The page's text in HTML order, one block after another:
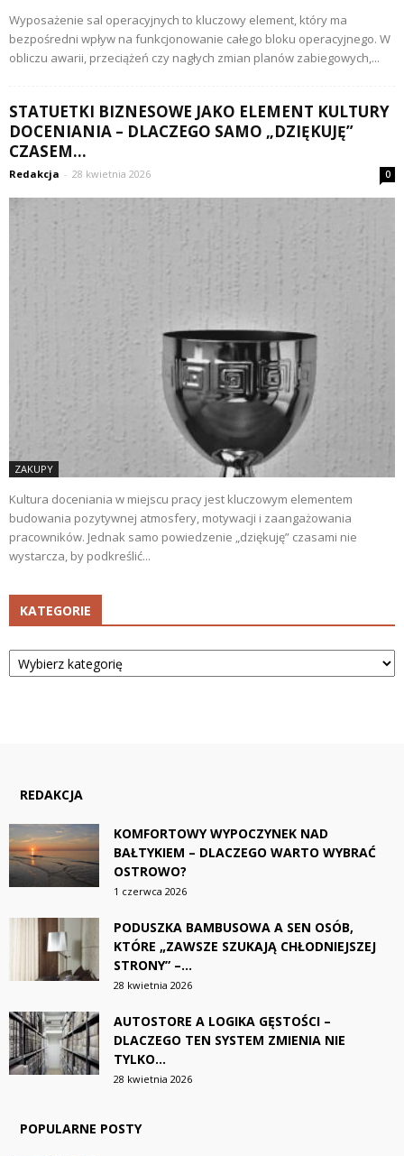
Wyposażenie sal operacyjnych to kluczowy element, który ma
bezpośredni wpływ na funkcjonowanie całego bloku operacyjnego. W
obliczu awarii, przeciążeń czy nagłych zmian planów zabiegowych,...
STATUETKI BIZNESOWE JAKO ELEMENT KULTURY
DOCENIANIA – DLACZEGO SAMO „DZIĘKUJĘ”
CZASEM...
Redakcja - 28 kwietnia 2026 0
ZAKUPY
Kultura doceniania w miejscu pracy jest kluczowym elementem
budowania pozytywnej atmosfery, motywacji i zaangażowania
pracowników. Jednak samo powiedzenie „dziękuję” czasami nie
wystarcza, by podkreślić...
KATEGORIE
Kategorie
REDAKCJA
KOMFORTOWY WYPOCZYNEK NAD
BAŁTYKIEM – DLACZEGO WARTO WYBRAĆ
OSTROWO?
1 czerwca 2026
PODUSZKA BAMBUSOWA A SEN OSÓB,
KTÓRE „ZAWSZE SZUKAJĄ CHŁODNIEJSZEJ
STRONY” –...
28 kwietnia 2026
AUTOSTORE A LOGIKA GĘSTOŚCI –
DLACZEGO TEN SYSTEM ZMIENIA NIE
TYLKO...
28 kwietnia 2026
POPULARNE POSTY